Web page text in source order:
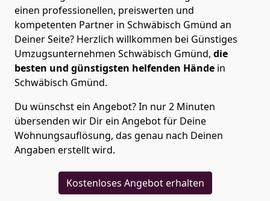
einen professionellen, preiswerten und
kompetenten Partner in Schwäbisch Gmünd an
Deiner Seite? Herzlich willkommen bei Günstiges
Umzugsunternehmen Schwäbisch Gmünd, die
besten und günstigsten helfenden Hände in
Schwäbisch Gmünd.
Du wünschst ein Angebot? In nur 2 Minuten
übersenden wir Dir ein Angebot für Deine
Wohnungsauflösung, das genau nach Deinen
Angaben erstellt wird.
Kostenloses Angebot erhalten